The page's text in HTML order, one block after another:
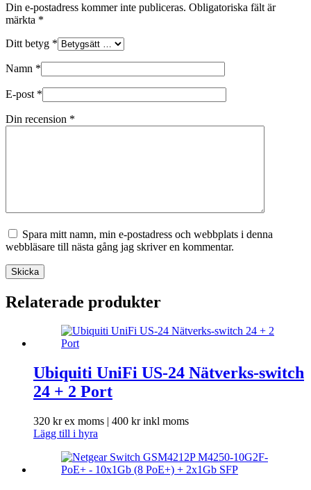
Din e-postadress kommer inte publiceras. Obligatoriska fält är
märkta *
Ditt betyg *
Namn *
E-post *
Din recension *
Spara mitt namn, min e-postadress och webbplats i denna
webbläsare till nästa gång jag skriver en kommentar.
Skicka
Relaterade produkter
Ubiquiti UniFi US-24 Nätverks-switch
24 + 2 Port
320 krex moms | 400 krinkl moms
Lägg till i hyra